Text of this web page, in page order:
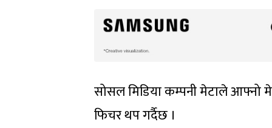
सोसल मिडिया कम्पनी मेटाले आफ्नो
फिचर थप गर्दैछ ।